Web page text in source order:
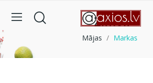
Zimoli
Mājas Markas